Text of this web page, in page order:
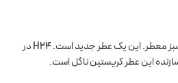
معطر. این یک عطر جدید است.H24در